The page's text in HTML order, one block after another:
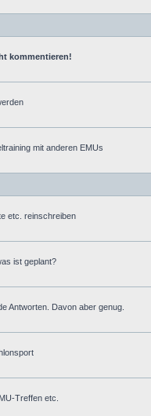
kommentieren!
mit anderen EMUs
etc. reinschreiben
ist geplant?
Antworten. Davon aber genug.
Treffen etc.